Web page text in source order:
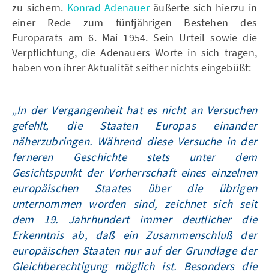
zu sichern. Konrad Adenaueräußerte sich hierzu in
einer Rede zum fünfjährigen Bestehen des
Europarats am 6. Mai 1954. Sein Urteil sowie die
Verpflichtung, die Adenauers Worte in sich tragen,
haben von ihrer Aktualität seither nichts eingebüßt:
„In der Vergangenheit hat es nicht an Versuchen
gefehlt, die Staaten Europas einander
näherzubringen. Während diese Versuche in der
ferneren Geschichte stets unter dem
Gesichtspunkt der Vorherrschaft eines einzelnen
europäischen Staates über die übrigen
unternommen worden sind, zeichnet sich seit
dem 19. Jahrhundert immer deutlicher die
Erkenntnis ab, daß ein Zusammenschluß der
europäischen Staaten nur auf der Grundlage der
Gleichberechtigung möglich ist. Besonders die